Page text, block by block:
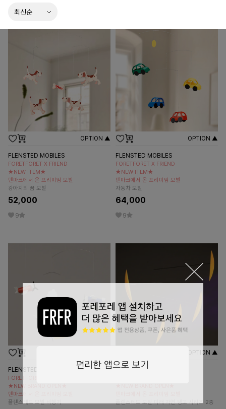
OPTION ▲
FLENSTED MOBILES
FORETFORET X FRIEND
★NEW ITEM★
덴마크에서 온 프리미엄 모빌
강아지의 꿈 모빌
52,000
9
OPTION ▲
FLENSTED MOBILES
FORETFORET X FRIEND
★NEW ITEM★
덴마크에서 온 프리미엄 모빌
자동차 모빌
64,000
9
FLENSTED MOBILES
FORETFORET X FRIEND
★NEW BRAND OPEN★
덴마크에서 온 프리미엄 모빌
플렌스테드 모빌 비행기
OPTION ▲
FLENSTED MOBILES
플렌스테드 모빌 미래 자연 탱고 시리즈 2종